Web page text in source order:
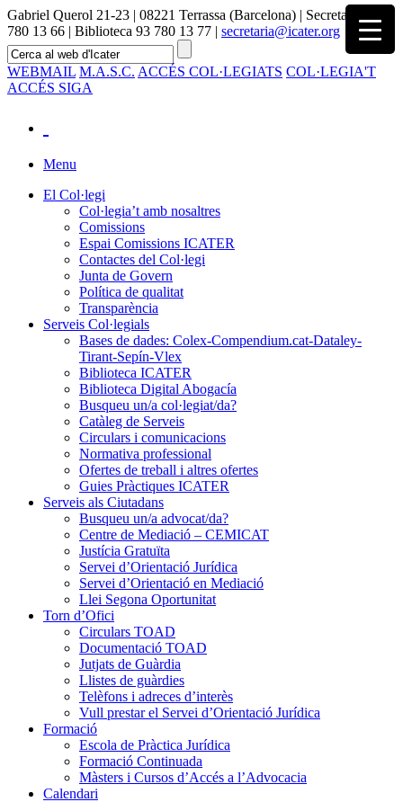
Gabriel Querol 21-23 | 08221 Terrassa (Barcelona) | Secretaria 93
780 13 66 | Biblioteca 93 780 13 77 | secretaria@icater.org
WEBMAIL M.A.S.C. ACCÉS COL·LEGIATS COL·LEGIA'T
ACCÉS SIGA
Menu
El Col·legi
Col·legia’t amb nosaltres
Comissions
Espai Comissions ICATER
Contactes del Col·legi
Junta de Govern
Política de qualitat
Transparència
Serveis Col·legials
Bases de dades: Colex-Compendium.cat-Dataley-
Tirant-Sepín-Vlex
Biblioteca ICATER
Biblioteca Digital Abogacía
Busqueu un/a col·legiat/da?
Catàleg de Serveis
Circulars i comunicacions
Normativa professional
Ofertes de treball i altres ofertes
Guies Pràctiques ICATER
Serveis als Ciutadans
Busqueu un/a advocat/da?
Centre de Mediació – CEMICAT
Justícia Gratuïta
Servei d’Orientació Jurídica
Servei d’Orientació en Mediació
Llei Segona Oportunitat
Torn d’Ofici
Circulars TOAD
Documentació TOAD
Jutjats de Guàrdia
Llistes de guàrdies
Telèfons i adreces d’interès
Vull prestar el Servei d’Orientació Jurídica
Formació
Escola de Pràctica Jurídica
Formació Continuada
Màsters i Cursos d’Accés a l’Advocacia
Calendari